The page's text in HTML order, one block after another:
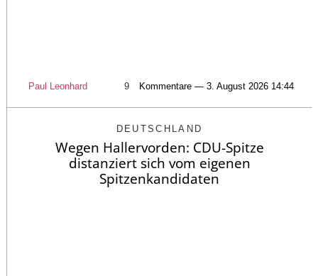
Paul Leonhard 9 Kommentare — 3. August 2026 14:44
DEUTSCHLAND
Wegen Hallervorden: CDU-Spitze
distanziert sich vom eigenen
Spitzenkandidaten